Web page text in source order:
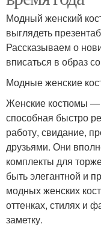
Модный женский
выглядеть
Рассказываем о
вписаться в образ
Модные женские
Женские костюмы —
способная быстро
работу, свидание,
друзьями. Они
комплекты для
быть элегантной и
модных женских
оттенках, стилях и
заметку.